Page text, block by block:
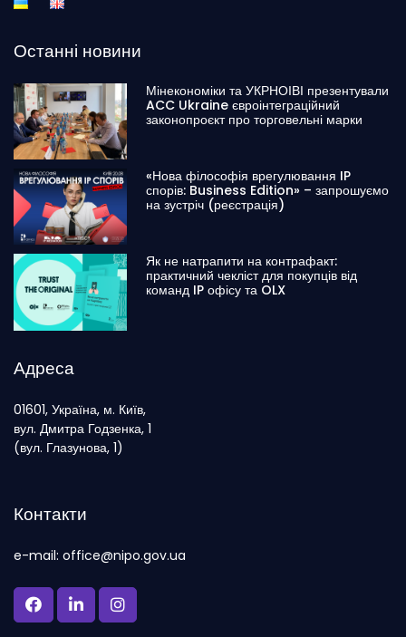
Останні новини
Мінекономіки та УКРНОІВІ презентували
ACC Ukraine євроінтеграційний
законопроєкт про торговельні марки
«Нова філософія врегулювання IP
спорів: Business Edition» – запрошуємо
на зустріч (реєстрація)
Як не натрапити на контрафакт:
практичний чекліст для покупців від
команд IP офісу та OLX
Адреса
01601, Україна, м. Київ,
вул. Дмитра Годзенка, 1
(вул. Глазунова, 1)
Контакти
e-mail: office@nipo.gov.ua